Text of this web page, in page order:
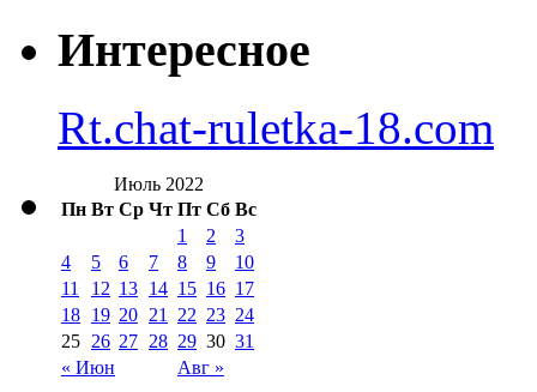
Интересное
Rt.chat-ruletka-18.com
Июль 2022
Пн Вт Ср Чт Пт Сб Вс
« Июн Авг »
1 2
3
4
5 6 7 8 9
10
11
12 13 14 15 16 17
18 19 20 21 22 23 24
25 26 27 28 29 30 31